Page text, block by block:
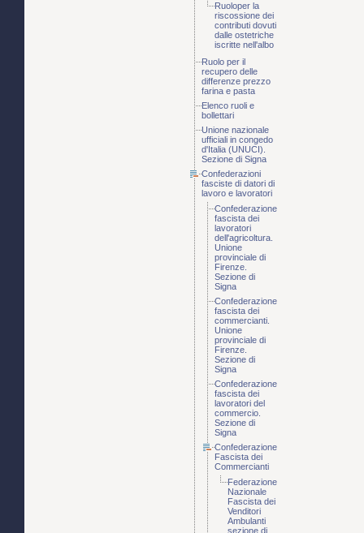
Ruoloper la
riscossione dei
contributi dovuti
dalle ostetriche
iscritte nell'albo
Ruolo per il
recupero delle
differenze prezzo
farina e pasta
Elenco ruoli e
bollettari
Unione nazionale
ufficiali in congedo
d'Italia (UNUCI).
Sezione di Signa
Confederazioni
fasciste di datori di
lavoro e lavoratori
Confederazione
fascista dei
lavoratori
dell'agricoltura.
Unione
provinciale di
Firenze.
Sezione di
Signa
Confederazione
fascista dei
commercianti.
Unione
provinciale di
Firenze.
Sezione di
Signa
Confederazione
fascista dei
lavoratori del
commercio.
Sezione di
Signa
Confederazione
Fascista dei
Commercianti
Federazione
Nazionale
Fascista dei
Venditori
Ambulanti
sezione di